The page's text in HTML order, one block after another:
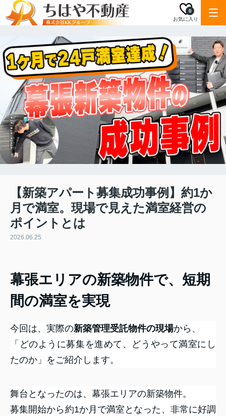
お気に入り
0
【新築アパート募集成功事例】約1か
月で満室。現場で見えた満室経営の
ポイントとは
2026.06.25
幕張エリアの新築物件で、短期
間の満室を実現
今回は、実際の新築管理受託物件の現場から、
「どのように募集を進めて、どうやって満室にし
たのか」をご紹介します。
舞台となったのは、幕張エリアの新築物件。
募集開始から約1か月で満室となった、非常に好調